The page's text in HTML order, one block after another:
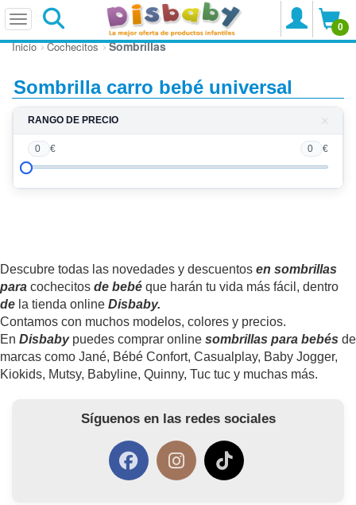
0
Inicio Cochecitos Sombrillas
Sombrilla carro bebé universal
RANGO DE PRECIO
0 € 0 €
Descubre todas las novedades y descuentos en sombrillas
para cochecitos de bebé que harán tu vida más fácil, dentro
de la tienda online Disbaby.
Contamos con muchos modelos, colores y precios.
En Disbabypuedes comprar online sombrillas para bebés de
marcas como Jané, Bébé Confort, Casualplay, Baby Jogger,
Kiokids, Mutsy, Babyline, Quinny, Tuc tuc y muchas más.
Síguenos en las redes sociales